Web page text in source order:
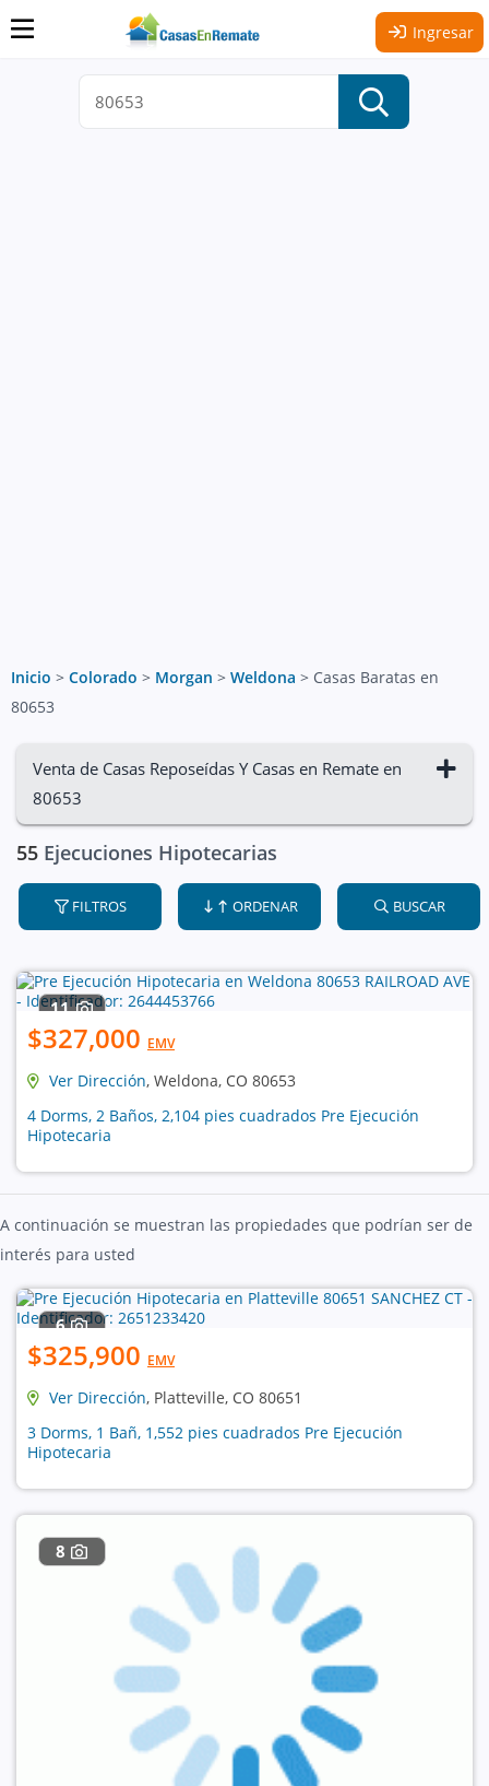
Ingresar
Inicio > Colorado > Morgan > Weldona > Casas Baratas en
80653
Venta de Casas Reposeídas Y Casas en Remate en
80653
55 Ejecuciones Hipotecarias
FILTROS ORDENAR BUSCAR
11
$327,000 EMV
Ver Dirección, Weldona, CO 80653
4 Dorms, 2 Baños, 2,104 pies cuadrados Pre Ejecución
Hipotecaria
A continuación se muestran las propiedades que podrían ser de
interés para usted
6
$325,900 EMV
Ver Dirección, Platteville, CO 80651
3 Dorms, 1 Bañ, 1,552 pies cuadrados Pre Ejecución
Hipotecaria
8